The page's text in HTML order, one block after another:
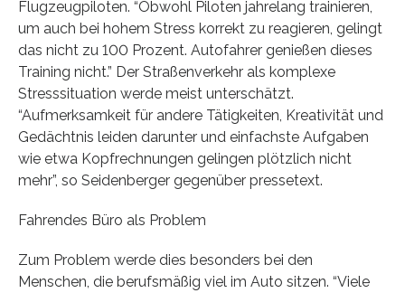
Flugzeugpiloten. “Obwohl Piloten jahrelang trainieren,
um auch bei hohem Stress korrekt zu reagieren, gelingt
das nicht zu 100 Prozent. Autofahrer genießen dieses
Training nicht.” Der Straßenverkehr als komplexe
Stresssituation werde meist unterschätzt.
“Aufmerksamkeit für andere Tätigkeiten, Kreativität und
Gedächtnis leiden darunter und einfachste Aufgaben
wie etwa Kopfrechnungen gelingen plötzlich nicht
mehr”, so Seidenberger gegenüber pressetext.
Fahrendes Büro als Problem
Zum Problem werde dies besonders bei den
Menschen, die berufsmäßig viel im Auto sitzen. “Viele